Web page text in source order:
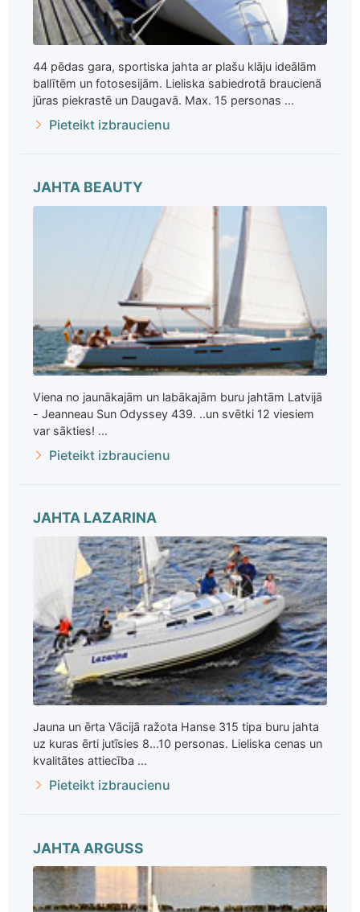
44 pēdas gara, sportiska jahta ar plašu klāju ideālām
ballītēm un fotosesijām. Lieliska sabiedrotā braucienā
jūras piekrastē un Daugavā. Max. 15 personas ...
Pieteikt izbraucienu
JAHTA BEAUTY
Viena no jaunākajām un labākajām buru jahtām Latvijā
- Jeanneau Sun Odyssey 439. ..un svētki 12 viesiem
var sākties! ...
Pieteikt izbraucienu
JAHTA LAZARINA
Jauna un ērta Vācijā ražota Hanse 315 tipa buru jahta
uz kuras ērti jutīsies 8...10 personas. Lieliska cenas un
kvalitātes attiecība ...
Pieteikt izbraucienu
JAHTA ARGUSS